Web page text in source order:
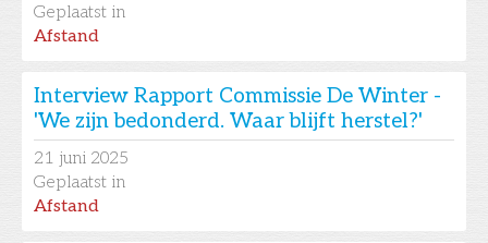
Geplaatst in
Afstand
Interview Rapport Commissie De Winter -
'We zijn bedonderd. Waar blijft herstel?'
21 juni 2025
Geplaatst in
Afstand